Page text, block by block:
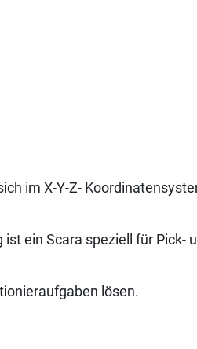
im X-Y-Z-
ein Scara speziell für Pick-
lösen.